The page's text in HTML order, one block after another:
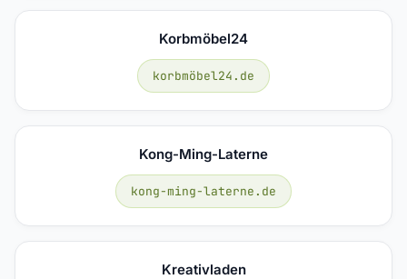
Korbmöbel24
korbmöbel24.de
Kong-Ming-Laterne
kong-ming-laterne.de
Kreativladen